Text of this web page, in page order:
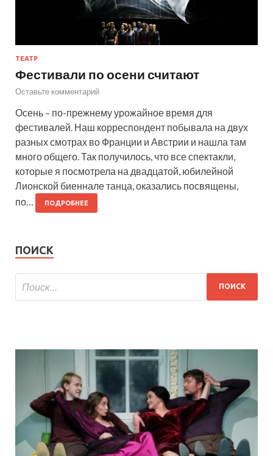
ТЕАТР
Фестивали по осени считают
Оставьте комментарий
Осень – по-прежнему урожайное время для
фестивалей. Наш корреспондент побывала на двух
разных смотрах во Франции и Австрии и нашла там
много общего. Так получилось, что все спектакли,
которые я посмотрела на двадцатой, юбилейной
Лионской биеннале танца, оказались посвящены,
по…
ПОДРОБНЕЕ
ПОИСК